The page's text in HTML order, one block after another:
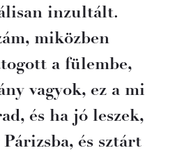
inzultált.
miközben
a fülembe,
vagyok, ez a mi
és ha jó leszek,
és sztárt